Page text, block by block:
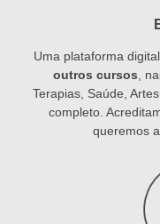
Uma plataforma
outros cursos ,
Terapias, Saúde,
completo.
queremos